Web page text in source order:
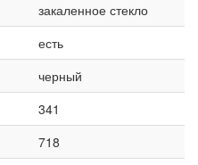
закаленное стекло
есть
черный
341
718